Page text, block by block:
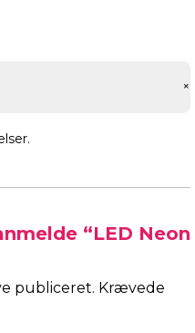
+
“LED Neon
publiceret. Krævede